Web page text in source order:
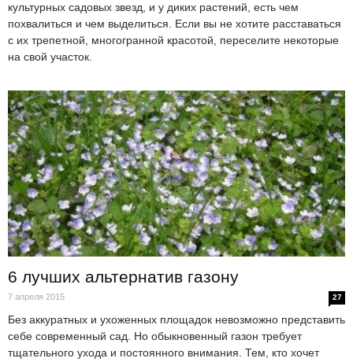
культурных садовых звезд, и у диких растений, есть чем
похвалиться и чем выделиться. Если вы не хотите расставаться
с их трепетной, многогранной красотой, переселите некоторые
на свой участок.
6 лучших альтернатив газону
7 апреля 2015 27
Без аккуратных и ухоженных площадок невозможно представить
себе современный сад. Но обыкновенный газон требует
тщательного ухода и постоянного внимания. Тем, кто хочет